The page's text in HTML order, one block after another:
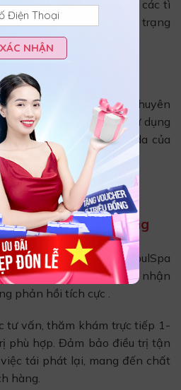
trẻ hóa làn da, loại bỏ các tì
sâu, và cải thiện tình trạng
da trị thâm từ Hàn Quốc
kép bạn sẽ được các chuyên
sóc da mặt đúng cách, sử dụng
và an toàn cho làn da của
nói lên chất lượng
thâm – mụn kép tại SeoulSpa
ái lựa chọn, cũng như nhận
phản hồi tích cực .
tư vấn, thăm khám trực tiếp 1-
phù hợp. Đảm bảo điều trị tận
tái phát lại, mang đến chất
hàng.
XÁC NHẬN